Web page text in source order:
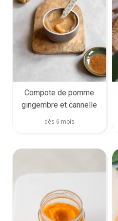
Compote de pomme
gingembre et cannelle
dès 6 mois